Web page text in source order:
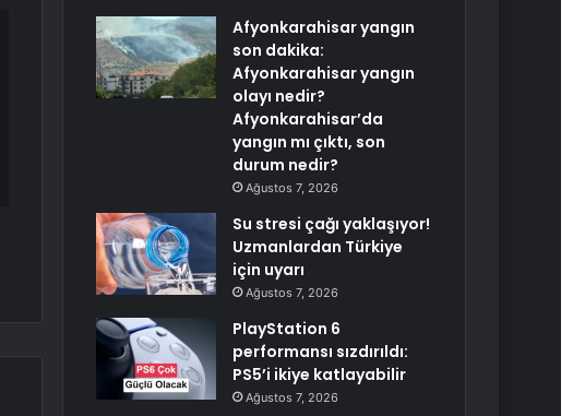
Afyonkarahisar yangın
son dakika:
Afyonkarahisar yangın
olayı nedir?
Afyonkarahisar’da
yangın mı çıktı, son
durum nedir?
Ağustos 7, 2026
Su stresi çağı yaklaşıyor!
Uzmanlardan Türkiye
için uyarı
Ağustos 7, 2026
PlayStation 6
performansı sızdırıldı:
PS5’i ikiye katlayabilir
Ağustos 7, 2026